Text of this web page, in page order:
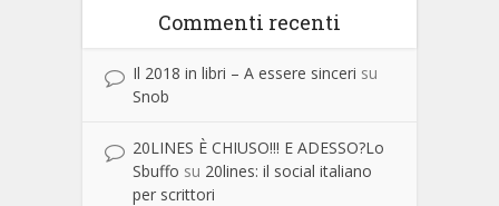
Commenti recenti
Il 2018 in libri – A essere sinceri su
Snob
20LINES È CHIUSO!!! E ADESSO?Lo
Sbuffo su 20lines: il social italiano
per scrittori